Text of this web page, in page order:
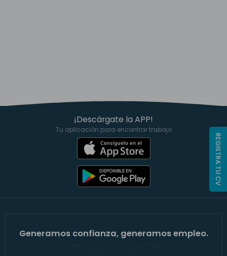
¡Descárgate la APP!
Tu aplicación para encontrar trabajo
Generamos confianza, generamos empleo.
REGISTRA TU CV